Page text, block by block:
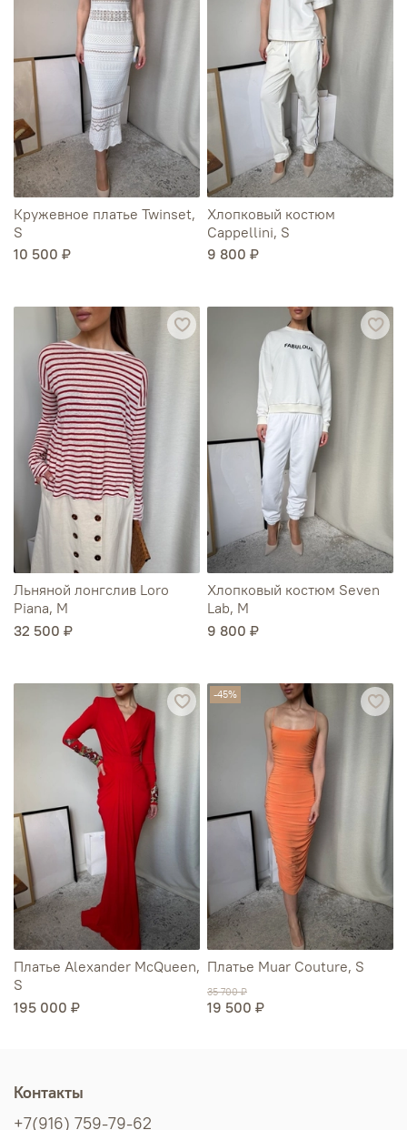
Кружевное платье Twinset,
S
10 500 ₽
Хлопковый костюм
Cappellini, S
9 800 ₽
Льняной лонгслив Loro
Piana, M
32 500 ₽
Хлопковый костюм Seven
Lab, M
9 800 ₽
Платье Alexander McQueen,
S
195 000 ₽
-45%
Платье Muar Couture, S
35 700 ₽
19 500 ₽
Контакты
+7(916) 759-79-62